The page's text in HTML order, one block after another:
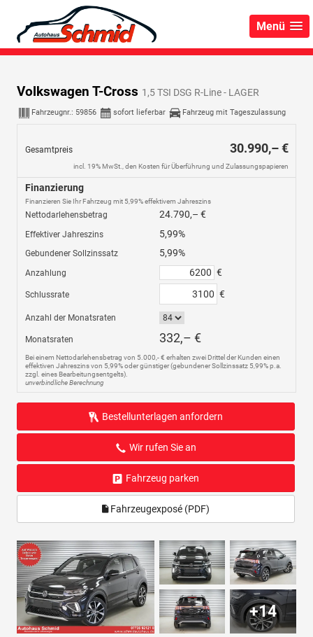
Menü
Volkswagen T-Cross 1,5 TSI DSG R-Line - LAGER
Fahrzeugnr.: 59856 sofort lieferbar Fahrzeug mit Tageszulassung
Gesamtpreis 30.990,– €
incl. 19% MwSt., den Kosten für Überführung und Zulassungspapieren
Finanzierung
Finanzieren Sie Ihr Fahrzeug mit 5,99% effektivem Jahreszins
Nettodarlehensbetrag 24.790,– €
Effektiver Jahreszins 5,99%
Gebundener Sollzinssatz 5,99%
Anzahlung €
Schlussrate €
Anzahl der Monatsraten
Monatsraten 332,– €
Bei einem Nettodarlehensbetrag von 5.000,- € erhalten zwei Drittel der Kunden einen
effektiven Jahreszins von 5,99% oder günstiger (gebundener Sollzinssatz 5,99% p.a.
zzgl. eines Bearbeitungsentgelts).
unverbindliche Berechnung
Bestellunterlagen anfordern
Wir rufen Sie an
Fahrzeug parken
Fahrzeugexposé (PDF)
+14